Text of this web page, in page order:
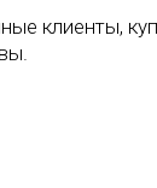
клиенты,